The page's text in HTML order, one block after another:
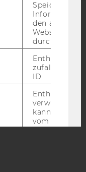
Speicherung
den aktuellen
durch
Enthält eine
ID.
Enthält ein
verwendet
kann, um
vom AMP-